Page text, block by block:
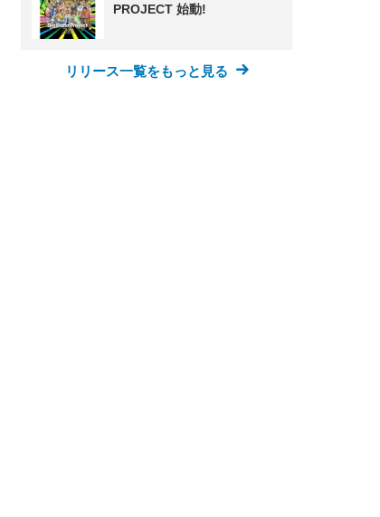
PROJECT 始動!
リリース一覧をもっと見る